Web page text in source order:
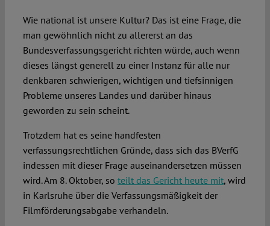
Authors
Spotlight
Wie national ist unsere Kultur? Das ist eine Frage, die
man gewöhnlich nicht zu allererst an das
Bundesverfassungsgericht richten würde, auch wenn
dieses längst generell zu einer Instanz für alle nur
denkbaren schwierigen, wichtigen und tiefsinnigen
Probleme unseres Landes und darüber hinaus
geworden zu sein scheint.
Trotzdem hat es seine handfesten
verfassungsrechtlichen Gründe, dass sich das BVerfG
indessen mit dieser Frage auseinandersetzen müssen
wird. Am 8. Oktober, so teilt das Gericht heute mit, wird
in Karlsruhe über die Verfassungsmäßigkeit der
Filmförderungsabgabe verhandeln.